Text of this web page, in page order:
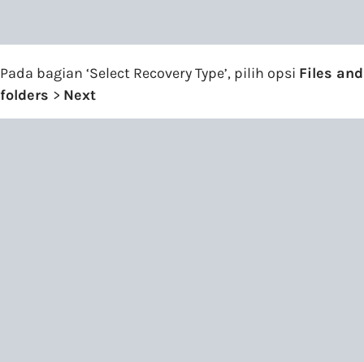
Pada bagian ‘Select Recovery Type’, pilih opsi Files and
folders > Next